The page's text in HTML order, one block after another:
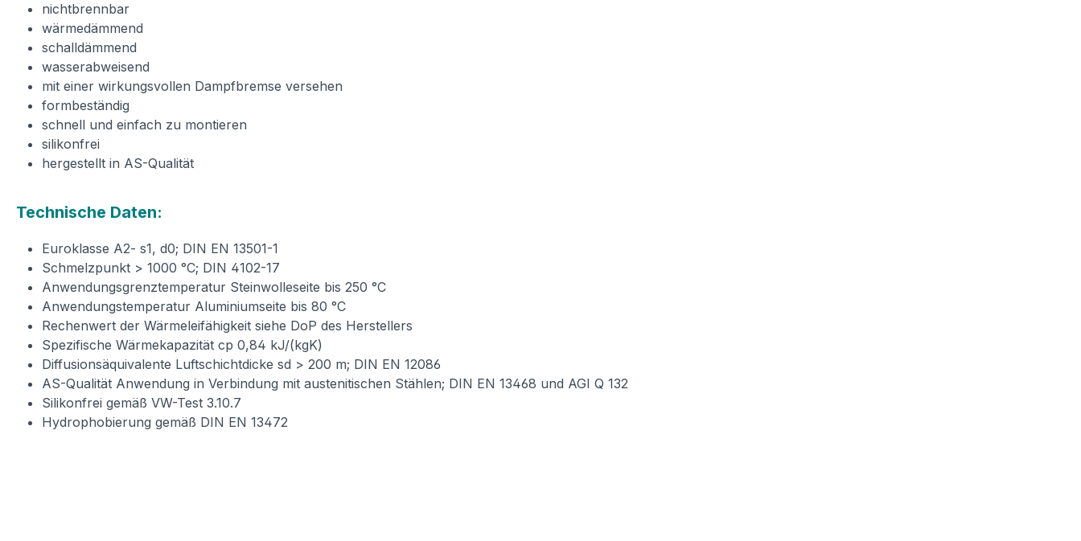
nichtbrennbar
wärmedämmend
schalldämmend
wasserabweisend
mit einer wirkungsvollen Dampfbremse versehen
formbeständig
schnell und einfach zu montieren
silikonfrei
hergestellt in AS-Qualität
Technische Daten:
Euroklasse A2- s1, d0; DIN EN 13501-1
Schmelzpunkt > 1000 °C; DIN 4102-17
Anwendungsgrenztemperatur Steinwolleseite bis 250 °C
Anwendungstemperatur Aluminiumseite bis 80 °C
Rechenwert der Wärmeleifähigkeit siehe DoP des Herstellers
Spezifische Wärmekapazität cp 0,84 kJ/(kgK)
Diffusionsäquivalente Luftschichtdicke sd > 200 m; DIN EN 12086
AS-Qualität Anwendung in Verbindung mit austenitischen Stählen; DIN EN 13468 und AGI Q 132
Silikonfrei gemäß VW-Test 3.10.7
Hydrophobierung gemäß DIN EN 13472